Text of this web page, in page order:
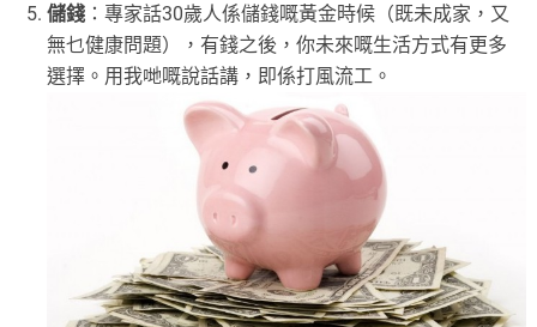
儲錢 ：專家話30歲人係儲錢嘅黃金時候（既未成家，又
無乜健康問題），有錢之後，你未來嘅生活方式有更多
選擇。用我哋嘅說話講，即係打風流工。